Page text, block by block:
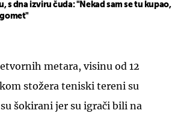
s dna izviru čuda: "Nekad sam se tu kupao,
metara, visinu od 12
stožera teniski tereni su
šokirani jer su igrači bili na